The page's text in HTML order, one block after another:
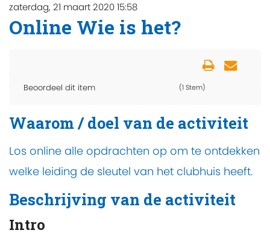
zaterdag, 21 maart 2020 15:58
Online Wie is het?
Beoordeel dit item (1 Stem)
Waarom / doel van de activiteit
Los online alle opdrachten op om te ontdekken
welke leiding de sleutel van het clubhuis heeft.
Beschrijving van de activiteit
Intro